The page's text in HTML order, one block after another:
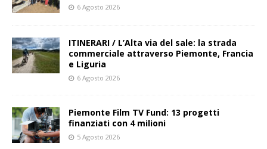
6 Agosto 2026
ITINERARI / L’Alta via del sale: la strada
commerciale attraverso Piemonte, Francia
e Liguria
6 Agosto 2026
Piemonte Film TV Fund: 13 progetti
finanziati con 4 milioni
5 Agosto 2026